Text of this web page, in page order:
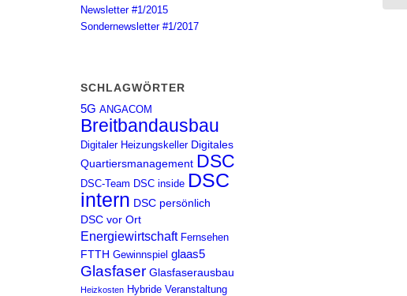
Newsletter #1/2015
Sondernewsletter #1/2017
SCHLAGWÖRTER
5G ANGACOM
Breitbandausbau
Digitaler Heizungskeller Digitales
Quartiersmanagement DSC
DSC-Team DSC inside DSC
intern DSC persönlich
DSC vor Ort
Energiewirtschaft Fernsehen
FTTH Gewinnspiel glaas5
Glasfaser Glasfaserausbau
Heizkosten Hybride Veranstaltung